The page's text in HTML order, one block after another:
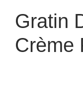
Gratin
Crème